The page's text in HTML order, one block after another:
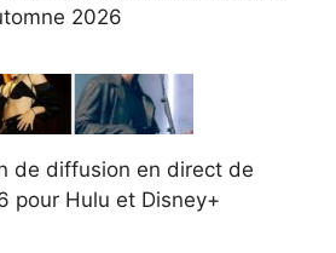
2026
de diffusion en direct de
pour Hulu et Disney+